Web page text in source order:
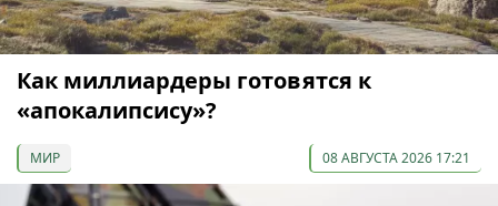
Как миллиардеры готовятся к
«апокалипсису»?
МИР 08 АВГУСТА 2026 17:21